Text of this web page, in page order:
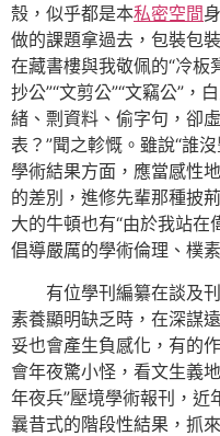
殼，似乎都是本私密空間
做的課題拿過去，包裝包
在藏書樓與我敬佩的“冷板
抄公”“文剪公”“文竊公”，
緒、剽資料、偷字句，卻
表？”聞之軫慨。雖說“誰
學術結果方面，應當感性
的差別，進修先輩那種披
大的牛頓也有“由於我站在
倡導嚴厲的學術倫理、樸
有位學刊編纂在談及
素養顯明缺乏時，在深謀
妥也會產生負感化，有的
會年夜驚小怪，看文生義
年夜兵”壓境學術報刊，近
曩昔式的階段性結果，抓